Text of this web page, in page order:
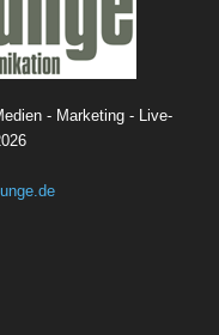
- Marketing - Live-